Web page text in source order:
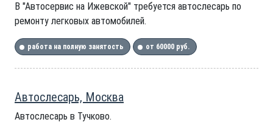
В "Автосервис на Ижевской" требуется автослесарь по
ремонту легковых автомобилей.
работа на полную занятость от 60000 руб.
Автослесарь, Москва
Автослесарь в Тучково.